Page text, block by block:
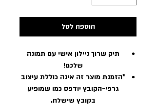
הוספה לסל
תיק שרוך ניילון אישי עם תמונה
שלכם!
*הזמנת מוצר זה אינה כוללת עיצוב
גרפי-הקובץ יודפס כמו שמופיע
בקובץ שישלח.